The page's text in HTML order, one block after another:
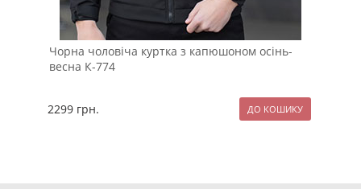
Чорна чоловіча куртка з капюшоном осінь-
весна К-774
2299 грн.